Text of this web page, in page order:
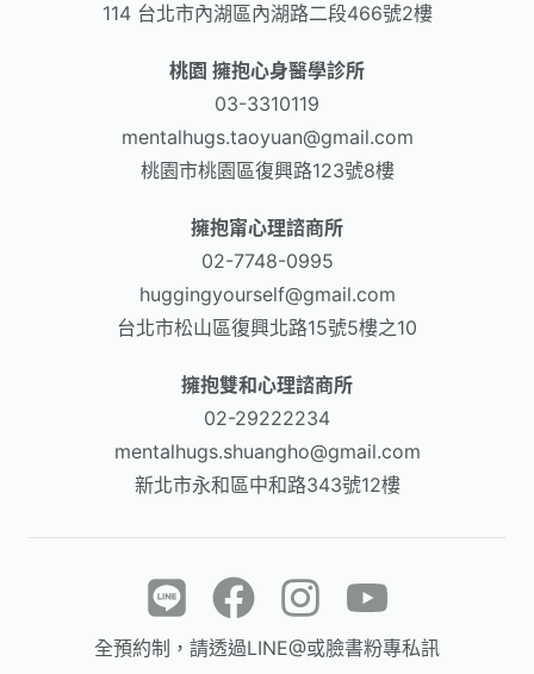
114 台北市內湖區內湖路二段466號2樓
桃園 擁抱心身醫學診所
03-3310119
mentalhugs.taoyuan@gmail.com
桃園市桃園區復興路123號8樓
擁抱甯心理諮商所
02-7748-0995
huggingyourself@gmail.com
台北市松山區復興北路15號5樓之10
擁抱雙和心理諮商所
02-29222234
mentalhugs.shuangho@gmail.com
新北市永和區中和路343號12樓
全預約制，請透過LINE@或臉書粉專私訊